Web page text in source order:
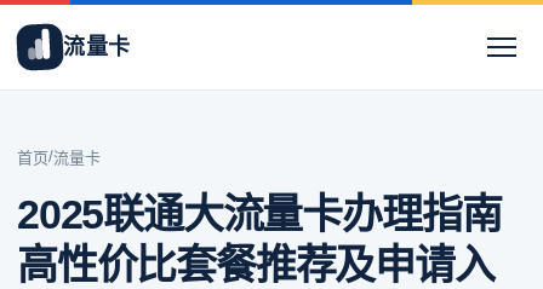
流量卡
首页/流量卡
2025联通大流量卡办理指南
高性价比套餐推荐及申请入